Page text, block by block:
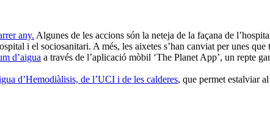
any. Algunes de les accions són la neteja de la façana de
i el sociosanitari. A més, les aixetes s’han canviat per unes que
d’aigua a través de l’aplicació mòbil ‘The Planet App’, un repte
d’Hemodiàlisis, de l’UCI i de les calderes, que permet estalviar